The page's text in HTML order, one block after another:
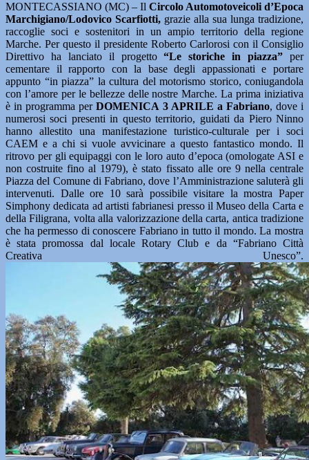
MONTECASSIANO (MC) – Il Circolo Automotoveicoli d’Epoca
Marchigiano/Lodovico Scarfiotti, grazie alla sua lunga tradizione,
raccoglie soci e sostenitori in un ampio territorio della regione
Marche. Per questo il presidente Roberto Carlorosi con il Consiglio
Direttivo ha lanciato il progetto“Le storiche in piazza” per
cementare il rapporto con la base degli appassionati e portare
appunto “in piazza” la cultura del motorismo storico, coniugandola
con l’amore per le bellezze delle nostre Marche. La prima iniziativa
è in programma perDOMENICA 3 APRILE a Fabriano, dove i
numerosi soci presenti in questo territorio, guidati da Piero Ninno
hanno allestito una manifestazione turistico-culturale per i soci
CAEM e a chi si vuole avvicinare a questo fantastico mondo. Il
ritrovo per gli equipaggi con le loro auto d’epoca (omologate ASI e
non costruite fino al 1979), è stato fissato alle ore 9 nella centrale
Piazza del Comune di Fabriano, dove l’Amministrazione saluterà gli
intervenuti. Dalle ore 10 sarà possibile visitare la mostra Paper
Simphony dedicata ad artisti fabrianesi presso il Museo della Carta e
della Filigrana, volta alla valorizzazione della carta, antica tradizione
che ha permesso di conoscere Fabriano in tutto il mondo. La mostra
è stata promossa dal locale Rotary Club e da “Fabriano Città
Creativa Unesco”.